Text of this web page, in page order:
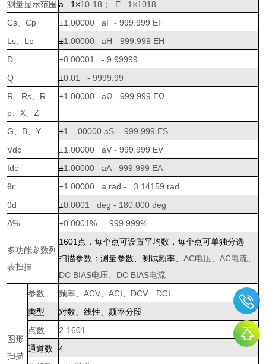
测量显示范围 a 1 ×10-18 ； E 1 ×1018
Cs 、Cp ±1.00000 aF - 999.999 EF
Ls
Lp ±1.00000 aH - 999.999 EH
D
±0.00001 - 9.99999
Q
±0.01 - 9999.99
R
Rs
R
p
X 、Z
±1.00000 aΩ - 999.999 EΩ
G B 、Y ±1. 00000 aS - 999.999 ES
Vdc
±1.00000 aV - 999.999 EV
Idc
±1.00000 aA - 999.999 EA
θr ±1.00000 a rad - 3.14159 rad
θd ±0.0001 deg - 180.000 deg
Δ%
±0.0001% - 999.999%
多功能参数列
表扫描
1601 点，每个点可设置平均数，每个点可单独分选
扫描参数：测量参数、测试频率、AC电压、AC电流、
DC BIAS电压、 DC BIAS电流
图形
扫描
参数 频率、ACV 、ACI DCV
DCI
类型
对数、线性、频率分段
点数
2-1601
通道数
4